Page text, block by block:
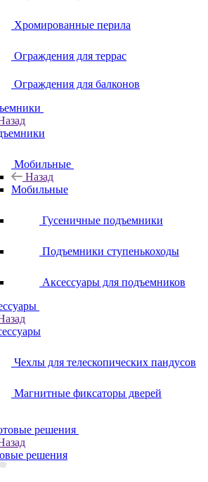
Хромированные перила
Ограждения для террас
Ограждения для балконов
Мобильные
Назад
Мобильные
Гусеничные подъемники
Подъемники ступенькоходы
Аксессуары для подъемников
Чехлы для телескопических пандусов
Магнитные фиксаторы дверей
решения
решения